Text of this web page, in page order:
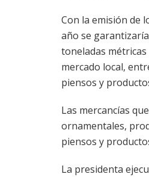
Con la emisión de
año se
toneladas
mercado local,
piensos y
Las mercancías
ornamentales,
piensos y
La presidenta